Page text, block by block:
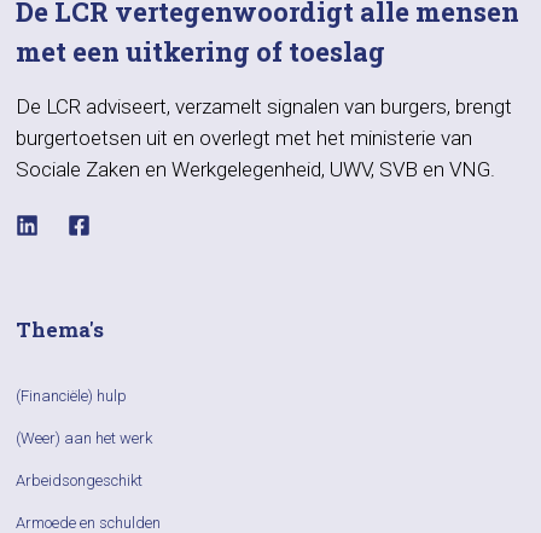
De LCR vertegenwoordigt alle mensen
met een uitkering of toeslag
De LCR adviseert, verzamelt signalen van burgers, brengt
burgertoetsen uit en overlegt met het ministerie van
Sociale Zaken en Werkgelegenheid, UWV, SVB en VNG.
Thema's
(Financiële) hulp
(Weer) aan het werk
Arbeidsongeschikt
Armoede en schulden